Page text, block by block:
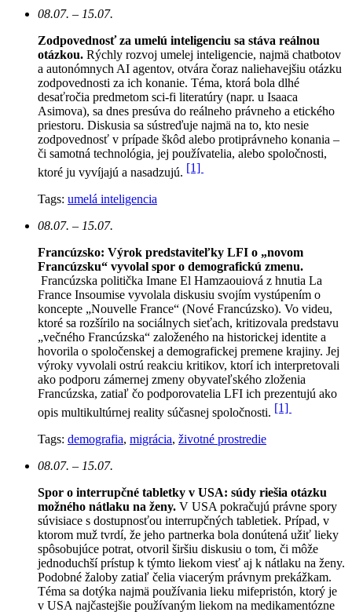
08.07. – 15.07.
Zodpovednosť za umelú inteligenciu sa stáva reálnou
otázkou. Rýchly rozvoj umelej inteligencie, najmä chatbotov
a autonómnych AI agentov, otvára čoraz naliehavejšiu otázku
zodpovednosti za ich konanie. Téma, ktorá bola dlhé
desaťročia predmetom sci-fi literatúry (napr. u Isaaca
Asimova), sa dnes presúva do reálneho právneho a etického
priestoru. Diskusia sa sústreďuje najmä na to, kto nesie
zodpovednosť v prípade škôd alebo protiprávneho konania –
či samotná technológia, jej používatelia, alebo spoločnosti,
ktoré ju vyvíjajú a nasadzujú. [1]
Tags: umelá inteligencia
08.07. – 15.07.
Francúzsko: Výrok predstaviteľky LFI o „novom
Francúzsku“ vyvolal spor o demografickú zmenu.
Francúzska politička Imane El Hamzaouiová z hnutia La
France Insoumise vyvolala diskusiu svojím vystúpením o
koncepte „Nouvelle France“ (Nové Francúzsko). Vo videu,
ktoré sa rozšírilo na sociálnych sieťach, kritizovala predstavu
„večného Francúzska“ založeného na historickej identite a
hovorila o spoločenskej a demografickej premene krajiny. Jej
výroky vyvolali ostrú reakciu kritikov, ktorí ich interpretovali
ako podporu zámernej zmeny obyvateľského zloženia
Francúzska, zatiaľ čo podporovatelia LFI ich prezentujú ako
opis multikultúrnej reality súčasnej spoločnosti. [1]
Tags: demografia, migrácia, životné prostredie
08.07. – 15.07.
Spor o interrupčné tabletky v USA: súdy riešia otázku
možného nátlaku na ženy. V USA pokračujú právne spory
súvisiace s dostupnosťou interrupčných tabletiek. Prípad, v
ktorom muž tvrdí, že jeho partnerka bola donútená užiť lieky
spôsobujúce potrat, otvoril širšiu diskusiu o tom, či môže
jednoduchší prístup k týmto liekom viesť aj k nátlaku na ženy.
Podobné žaloby zatiaľ čelia viacerým právnym prekážkam.
Téma sa dotýka najmä používania lieku mifepristón, ktorý je
v USA najčastejšie používaným liekom na medikamentózne